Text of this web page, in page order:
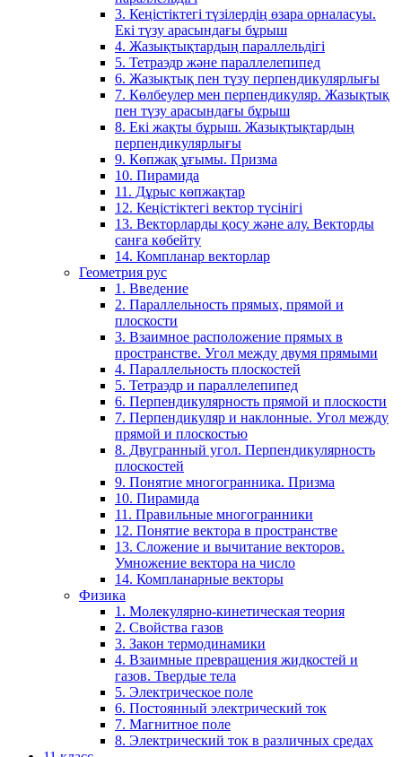
3. Кеңістіктегі түзілердің өзара орналасуы.
Екі түзу арасындағы бұрыш
4. Жазықтықтардың параллельдігі
5. Тетраэдр және параллелепипед
6. Жазықтық пен түзу перпендикулярлығы
7. Көлбеулер мен перпендикуляр. Жазықтық
пен түзу арасындағы бұрыш
8. Екі жақты бұрыш. Жазықтықтардың
перпендикулярлығы
9. Көпжақ ұғымы. Призма
10. Пирамида
11. Дұрыс көпжақтар
12. Кеңістіктегі вектор түсінігі
13. Векторларды қосу және алу. Векторды
санға көбейту
14. Компланар векторлар
Геометрия рус
1. Введение
2. Параллельность прямых, прямой и
плоскости
3. Взаимное расположение прямых в
пространстве. Угол между двумя прямыми
4. Параллельность плоскостей
5. Тетраэдр и параллелепипед
6. Перпендикулярность прямой и плоскости
7. Перпендикуляр и наклонные. Угол между
прямой и плоскостью
8. Двугранный угол. Перпендикулярность
плоскостей
9. Понятие многогранника. Призма
10. Пирамида
11. Правильные многогранники
12. Понятие вектора в пространстве
13. Сложение и вычитание векторов.
Умножение вектора на число
14. Компланарные векторы
Физика
1. Молекулярно-кинетическая теория
2. Свойства газов
3. Закон термодинамики
4. Взаимные превращения жидкостей и
газов. Твердые тела
5. Электрическое поле
6. Постоянный электрический ток
7. Магнитное поле
8. Электрический ток в различных средах